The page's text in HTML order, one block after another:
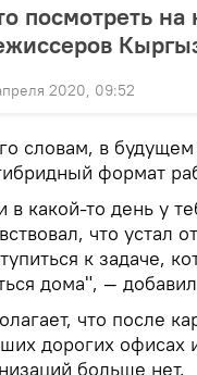
посмотреть
2020, 09:52
словам, в
формат
в какой-то день у
что устал
к задаче,
дома", —
что после
дорогих
больше нет.